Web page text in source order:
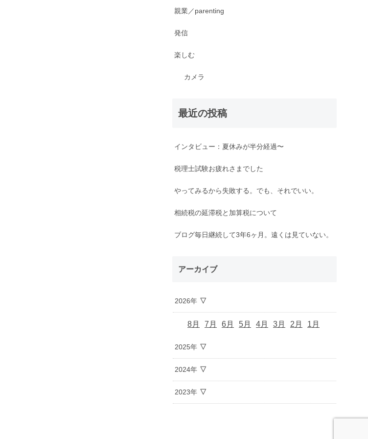
親業／parenting
発信
楽しむ
カメラ
最近の投稿
インタビュー：夏休みが半分経過〜
税理士試験お疲れさまでした
やってみるから失敗する。でも、それでいい。
相続税の延滞税と加算税について
ブログ毎日継続して3年6ヶ月。遠くは見ていない。
アーカイブ
2026年
8月 7月 6月 5月 4月 3月 2月 1月
2025年
2024年
2023年